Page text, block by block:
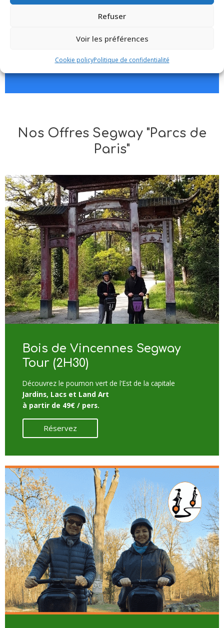
Refuser
Voir les préférences
Cookie policyPolitique de confidentialité
Vivez un moment unique avec cette balade en Segway
(2 personnes minimum)
Réservez
Nos Offres Segway "Parcs de
Paris"
Bois de Vincennes Segway
Tour (2H30)
Découvrez le poumon vert de l'Est de la capitale
Jardins, Lacs et Land Art
à partir de 49€ / pers.
Réservez